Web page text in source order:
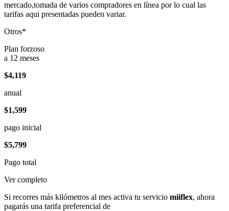
mercado,tomada de varios compradores en línea por lo cual las
tarifas aqui presentadas pueden variar.
Otros*
Plan forzoso
a 12 meses
$4,119
anual
$1,599
pago inicial
$5,799
Pago total
Ver completo
Si recorres más kilómetros al mes activa tu servicio miiflex, ahora
pagarás una tarifa preferencial de